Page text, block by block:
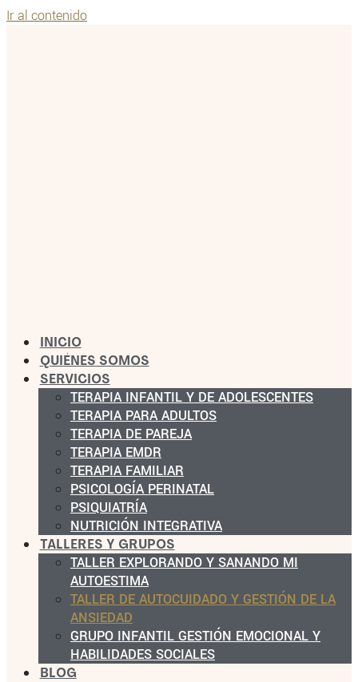
Ir al contenido
INICIO
QUIÉNES SOMOS
SERVICIOS
TERAPIA INFANTIL Y DE ADOLESCENTES
TERAPIA PARA ADULTOS
TERAPIA DE PAREJA
TERAPIA EMDR
TERAPIA FAMILIAR
PSICOLOGÍA PERINATAL
PSIQUIATRÍA
NUTRICIÓN INTEGRATIVA
TALLERES Y GRUPOS
TALLER EXPLORANDO Y SANANDO MI
AUTOESTIMA
TALLER DE AUTOCUIDADO Y GESTIÓN DE LA
ANSIEDAD
GRUPO INFANTIL GESTIÓN EMOCIONAL Y
HABILIDADES SOCIALES
BLOG